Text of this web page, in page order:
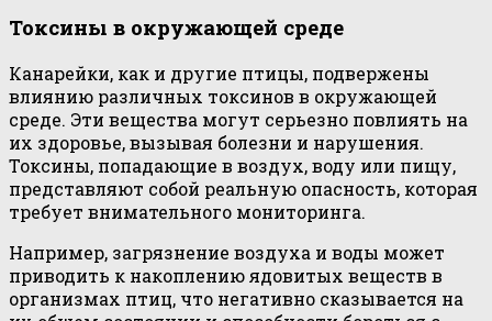
Токсины в окружающей среде
Канарейки, как и другие птицы, подвержены
влиянию различных токсинов в окружающей
среде. Эти вещества могут серьезно повлиять на
их здоровье, вызывая болезни и нарушения.
Токсины, попадающие в воздух, воду или пищу,
представляют собой реальную опасность, которая
требует внимательного мониторинга.
Например, загрязнение воздуха и воды может
приводить к накоплению ядовитых веществ в
организмах птиц, что негативно сказывается на